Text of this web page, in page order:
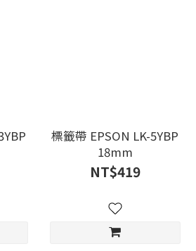
標籤帶 EPSON LK-5YBP
18mm
NT$419